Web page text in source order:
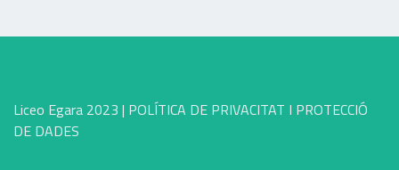
Liceo Egara 2023 | POLÍTICA DE PRIVACITAT I PROTECCIÓ
DE DADES